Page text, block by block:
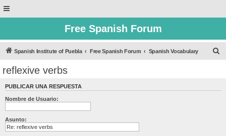
Free Spanish Forum
Spanish Institute of Puebla Free Spanish Forum Spanish Vocabulary
reflexive verbs
PUBLICAR UNA RESPUESTA
Nombre de Usuario:
Asunto: